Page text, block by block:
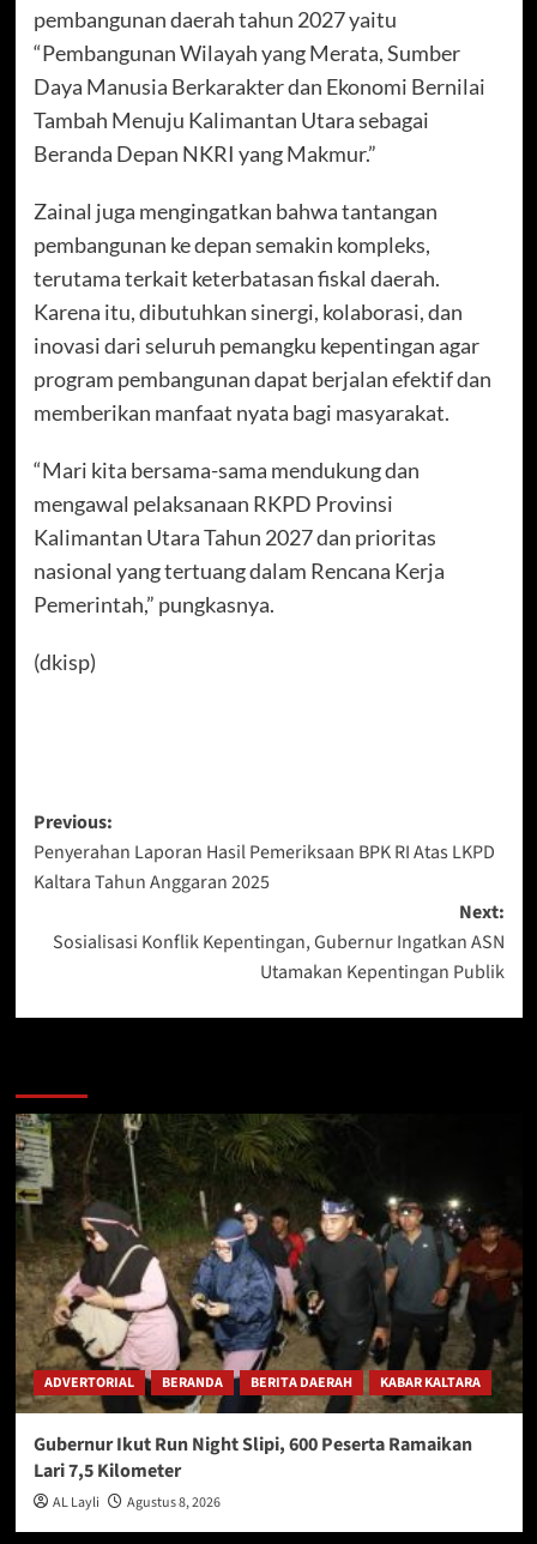
pembangunan daerah tahun 2027 yaitu
“Pembangunan Wilayah yang Merata, Sumber
Daya Manusia Berkarakter dan Ekonomi Bernilai
Tambah Menuju Kalimantan Utara sebagai
Beranda Depan NKRI yang Makmur.”
Zainal juga mengingatkan bahwa tantangan
pembangunan ke depan semakin kompleks,
terutama terkait keterbatasan fiskal daerah.
Karena itu, dibutuhkan sinergi, kolaborasi, dan
inovasi dari seluruh pemangku kepentingan agar
program pembangunan dapat berjalan efektif dan
memberikan manfaat nyata bagi masyarakat.
“Mari kita bersama-sama mendukung dan
mengawal pelaksanaan RKPD Provinsi
Kalimantan Utara Tahun 2027 dan prioritas
nasional yang tertuang dalam Rencana Kerja
Pemerintah,” pungkasnya.
(dkisp)
Post
navigation
Previous:
Penyerahan Laporan Hasil Pemeriksaan BPK RI Atas LKPD
Kaltara Tahun Anggaran 2025
Next:
Sosialisasi Konflik Kepentingan, Gubernur Ingatkan ASN
Utamakan Kepentingan Publik
ADVERTORIAL BERANDA BERITA DAERAH KABAR KALTARA
Gubernur Ikut Run Night Slipi, 600 Peserta Ramaikan
Lari 7,5 Kilometer
AL Layli Agustus 8, 2026